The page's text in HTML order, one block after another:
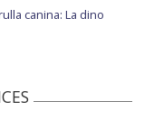
canina: La dino